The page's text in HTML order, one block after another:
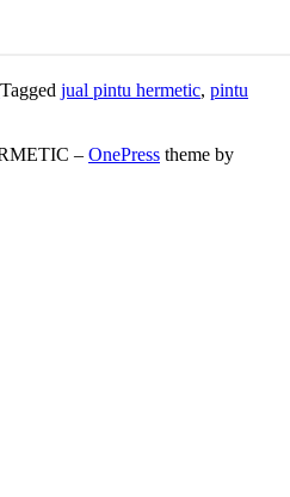
Tagged jual pintu hermetic, pintu
– OnePress theme by